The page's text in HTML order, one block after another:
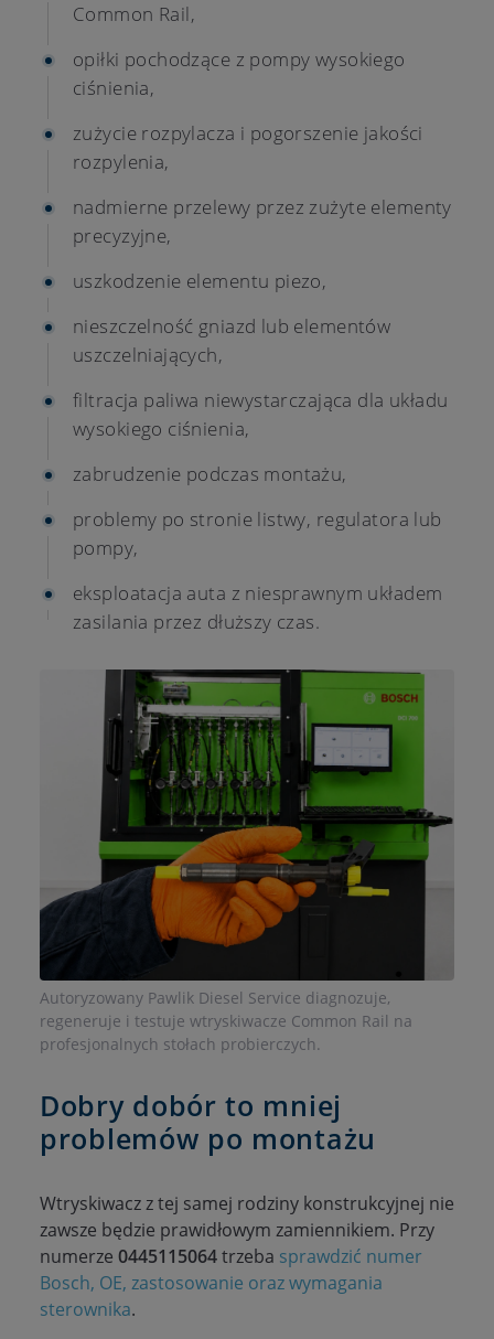
Common Rail,
opiłki pochodzące z pompy wysokiego
ciśnienia,
zużycie rozpylacza i pogorszenie jakości
rozpylenia,
nadmierne przelewy przez zużyte elementy
precyzyjne,
uszkodzenie elementu piezo,
nieszczelność gniazd lub elementów
uszczelniających,
filtracja paliwa niewystarczająca dla układu
wysokiego ciśnienia,
zabrudzenie podczas montażu,
problemy po stronie listwy, regulatora lub
pompy,
eksploatacja auta z niesprawnym układem
zasilania przez dłuższy czas.
Autoryzowany Pawlik Diesel Service diagnozuje,
regeneruje i testuje wtryskiwacze Common Rail na
profesjonalnych stołach probierczych.
Dobry dobór to mniej
problemów po montażu
Wtryskiwacz z tej samej rodziny konstrukcyjnej nie
zawsze będzie prawidłowym zamiennikiem. Przy
numerze 0445115064trzeba sprawdzić numer
Bosch, OE, zastosowanie oraz wymagania
sterownika.